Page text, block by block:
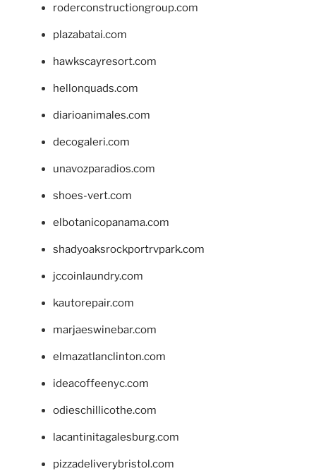
roderconstructiongroup.com
plazabatai.com
hawkscayresort.com
hellonquads.com
diarioanimales.com
decogaleri.com
unavozparadios.com
shoes-vert.com
elbotanicopanama.com
shadyoaksrockportrvpark.com
jccoinlaundry.com
kautorepair.com
marjaeswinebar.com
elmazatlanclinton.com
ideacoffeenyc.com
odieschillicothe.com
lacantinitagalesburg.com
pizzadeliverybristol.com